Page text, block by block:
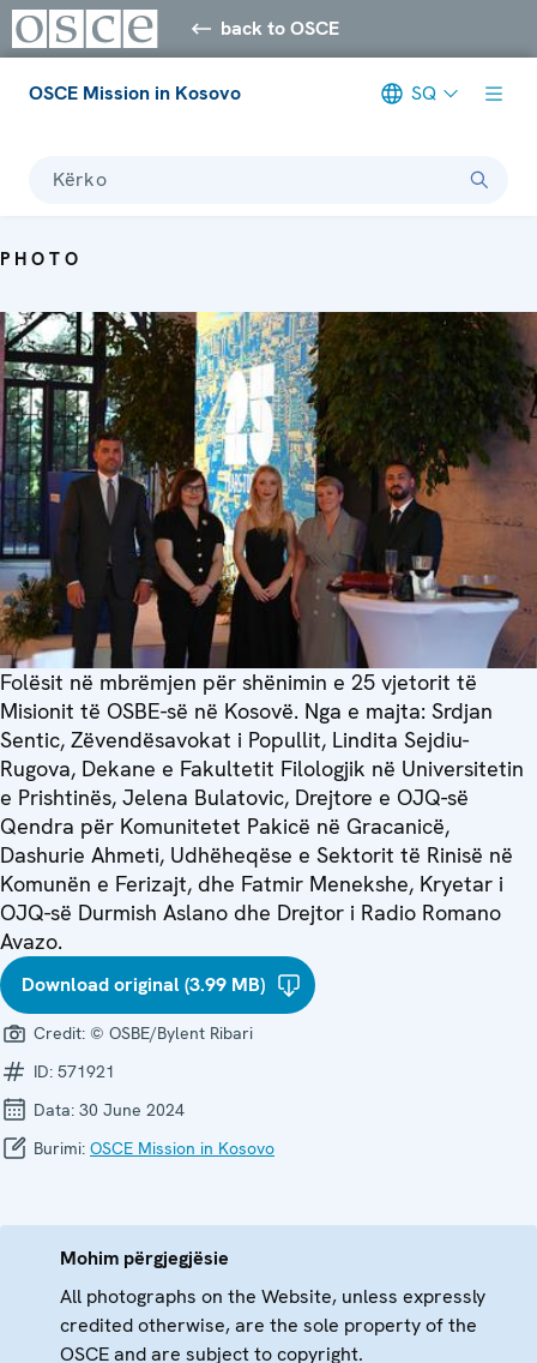
back to OSCE
OSCE Mission in Kosovo SQ
Kërko
PHOTO
Folësit në mbrëmjen për shënimin e 25 vjetorit të
Misionit të OSBE-së në Kosovë. Nga e majta: Srdjan
Sentic, Zëvendësavokat i Popullit, Lindita Sejdiu-
Rugova, Dekane e Fakultetit Filologjik në Universitetin
e Prishtinës, Jelena Bulatovic, Drejtore e OJQ-së
Qendra për Komunitetet Pakicë në Gracanicë,
Dashurie Ahmeti, Udhëheqëse e Sektorit të Rinisë në
Komunën e Ferizajt, dhe Fatmir Menekshe, Kryetar i
OJQ-së Durmish Aslano dhe Drejtor i Radio Romano
Avazo.
Download original (3.99 MB)
Credit: © OSBE/Bylent Ribari
ID: 571921
Data: 30 June 2024
Burimi: OSCE Mission in Kosovo
Mohim përgjegjësie
All photographs on the Website, unless expressly
credited otherwise, are the sole property of the
OSCE and are subject to copyright.